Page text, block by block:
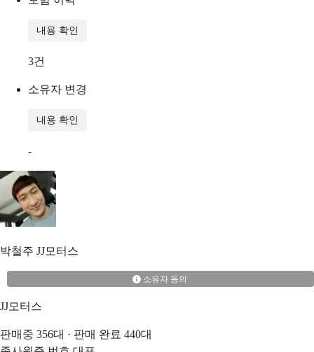
내용 확인
3건
소유자 변경
내용 확인
-
박철주 JJ모터스
소유자 동의
JJ모터스
판매중 356대 · 판매 완료 440대